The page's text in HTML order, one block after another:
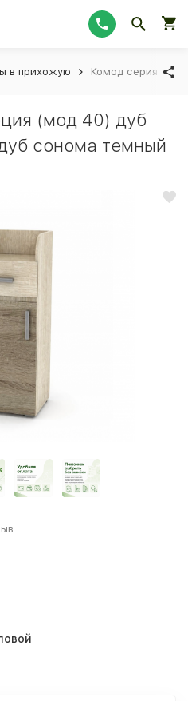
в прихожую Комод серия
(мод 40) дуб
сонома темный